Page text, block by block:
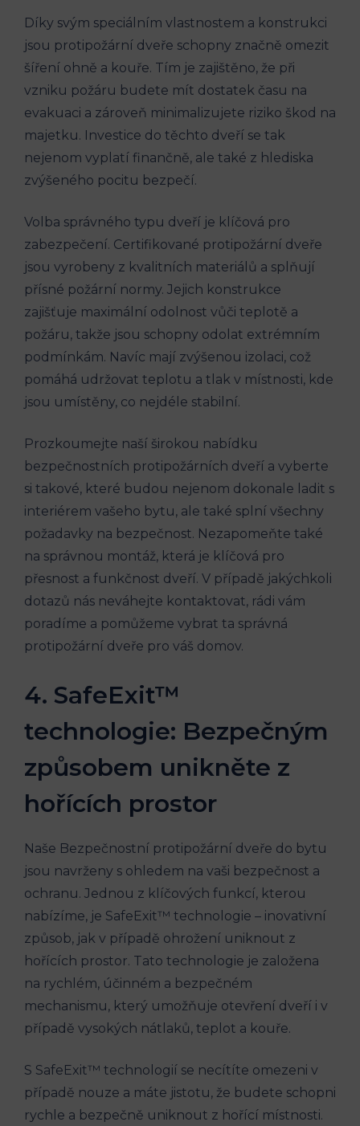
Díky svým speciálním vlastnostem a konstrukci
jsou protipožární dveře schopny značně omezit
šíření ohně a kouře. Tím je zajištěno, že při
vzniku požáru budete mít dostatek času na
evakuaci a zároveň minimalizujete riziko škod na
majetku. Investice do těchto dveří se tak
nejenom vyplatí finančně, ale také z hlediska
zvýšeného pocitu bezpečí.
Volba správného typu dveří je klíčová pro
zabezpečení. Certifikované protipožární dveře
jsou vyrobeny z kvalitních materiálů a splňují
přísné požární normy. Jejich konstrukce
zajišťuje maximální odolnost vůči teplotě a
požáru, takže jsou schopny odolat extrémním
podmínkám. Navíc mají zvýšenou izolaci, což
pomáhá udržovat teplotu a tlak v místnosti, kde
jsou umístěny, co nejdéle stabilní.
Prozkoumejte naší širokou nabídku
bezpečnostních protipožárních dveří a vyberte
si takové, které budou nejenom dokonale ladit s
interiérem vašeho bytu, ale také splní všechny
požadavky na bezpečnost. Nezapomeňte také
na správnou montáž, která je klíčová pro
přesnost a funkčnost dveří. V případě jakýchkoli
dotazů nás neváhejte kontaktovat, rádi vám
poradíme a pomůžeme vybrat ta správná
protipožární dveře pro váš domov.
4. SafeExit™
technologie: Bezpečným
způsobem unikněte z
hořících prostor
Naše Bezpečnostní protipožární dveře do bytu
jsou navrženy s ohledem na vaši bezpečnost a
ochranu. Jednou z klíčových funkcí, kterou
nabízíme, je SafeExit™ technologie – inovativní
způsob, jak v případě ohrožení uniknout z
hořících prostor. Tato technologie je založena
na rychlém, účinném a bezpečném
mechanismu, který umožňuje otevření dveří i v
případě vysokých nátlaků, teplot a kouře.
S SafeExit™ technologií se necítíte omezeni v
případě nouze a máte jistotu, že budete schopni
rychle a bezpečně uniknout z hořící místnosti.